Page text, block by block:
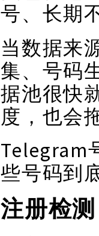
号、长期
当数据来
集、号码
据池很快
度，也会
Telegram
些号码到
注册检